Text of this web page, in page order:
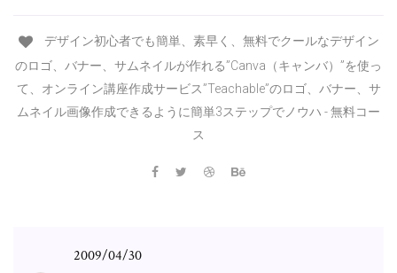
デザイン初心者でも簡単、素早く、無料でクールなデザイン
のロゴ、バナー、サムネイルが作れる”Canva（キャンバ）”を使っ
て、オンライン講座作成サービス”Teachable”のロゴ、バナー、サ
ムネイル画像作成できるように簡単3ステップでノウハ - 無料コー
ス
2009/04/30